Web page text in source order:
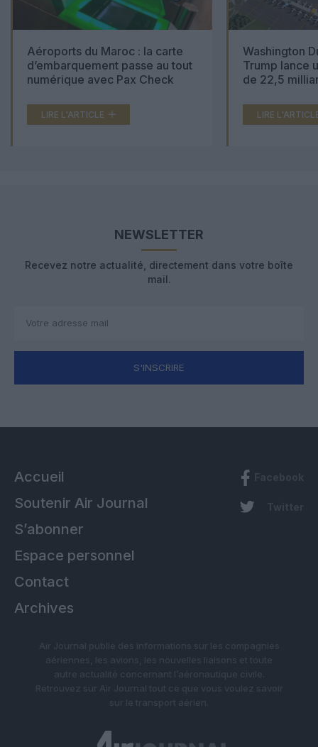
Aéroports du Maroc : la carte
d’embarquement passe au tout
numérique avec Pax Check
LIRE L'ARTICLE
Washington
Trump lance
de 22,5
LIRE
NEWSLETTER
Recevez notre actualité, directement dans votre boîte
mail.
S'INSCRIRE
Accueil
Soutenir Air Journal
S’abonner
Espace personnel
Contact
Archives